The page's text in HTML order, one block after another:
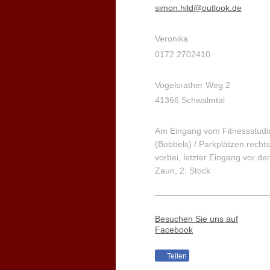
simon.hild@outlook.de
Veronika
0172 2702410
Vogelsrather Weg 2
41366 Schwalmtal
Am Eingang vom
(Bobbels) / Parkplätzen rechts
vorbei, letzter Eingang vor
Zaun, 2. Stock
Besuchen Sie uns auf
Facebook
Teilen